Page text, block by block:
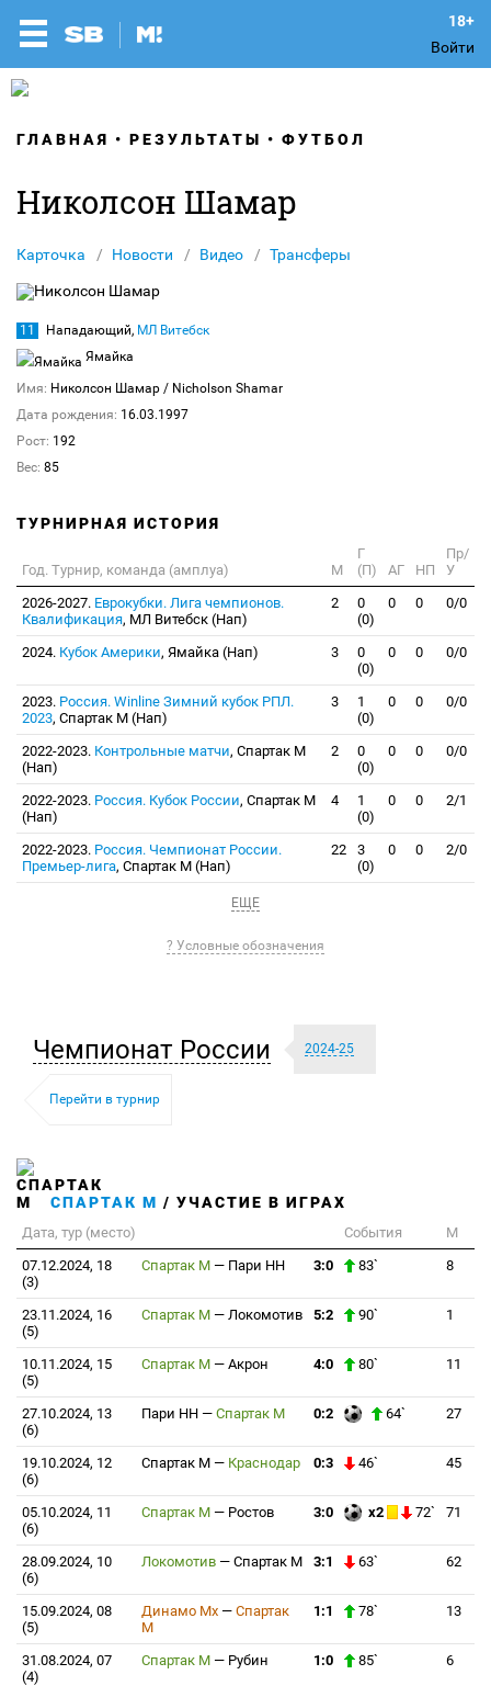
Войти
ГЛАВНАЯ РЕЗУЛЬТАТЫ ФУТБОЛ
Николсон Шамар
Карточка Новости Видео Трансферы
11 Нападающий, МЛ Витебск
Ямайка
Имя: Николсон Шамар / Nicholson Shamar
Дата рождения: 16.03.1997
Рост: 192
Вес: 85
ТУРНИРНАЯ ИСТОРИЯ
Год. Турнир, команда (амплуа) М
Г
(П)
АГ НП
Пр/
У
2026-2027. Еврокубки. Лига чемпионов.
Квалификация, МЛ Витебск (Нап)
2
0
(0)
0 0 0/0
2024. Кубок Америки, Ямайка (Нап) 3
0
(0)
0 0 0/0
2023. Россия. Winline Зимний кубок РПЛ.
2023, Спартак М (Нап)
3
1
(0)
0 0 0/0
2022-2023. Контрольные матчи, Спартак М
(Нап)
2
0
(0)
0 0 0/0
2022-2023. Россия. Кубок России, Спартак М
(Нап)
4
1
(0)
0 0 2/1
2022-2023. Россия. Чемпионат России.
Премьер-лига, Спартак М (Нап)
22
3
(0)
0 0 2/0
ЕЩЕ
? Условные обозначения
Чемпионат России 2024-25
Перейти в турнир
СПАРТАК М / УЧАСТИЕ В ИГРАХ
Дата, тур (место) События
М
07.12.2024, 18
(3)
Спартак М — Пари НН 3:0 83` 8
23.11.2024, 16
(5)
Спартак М — Локомотив 5:2 90` 1
10.11.2024, 15
(5)
Спартак М — Акрон 4:0 80` 11
27.10.2024, 13
(6)
Пари НН — Спартак М 0:2 64` 27
19.10.2024, 12
(6)
Спартак М — Краснодар 0:3 46` 45
05.10.2024, 11
(6)
Спартак М — Ростов 3:0 x2 72` 71
28.09.2024, 10
(6)
Локомотив — Спартак М 3:1 63` 62
15.09.2024, 08
(5)
Динамо Мх — Спартак
М
1:1 78` 13
31.08.2024, 07
(4)
Спартак М — Рубин 1:0 85` 6